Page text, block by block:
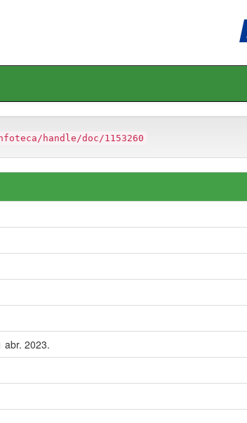
handle/doc/1153260
abr. 2023.